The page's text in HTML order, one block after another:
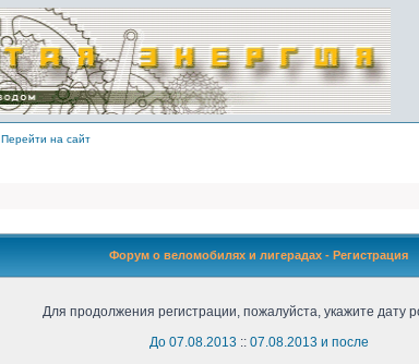
Перейти на сайт
Форум о веломобилях и лигерадах - Регистрация
Для продолжения регистрации, пожалуйста, укажите дату
До 07.08.2013 :: 07.08.2013 и после